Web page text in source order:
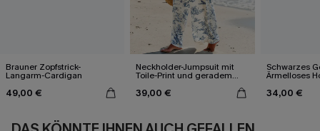
Brauner Zopfstrick-
Langarm-Cardigan
49,00 €
Neckholder-Jumpsuit mit
Toile-Print und geradem
39,00 €
Schwarzes
Ärmelloses
34,00 €